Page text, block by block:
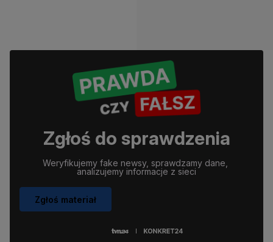
Zgłoś do sprawdzenia
Weryfikujemy fake newsy, sprawdzamy dane,
analizujemy informacje z sieci
Zgłoś materiał